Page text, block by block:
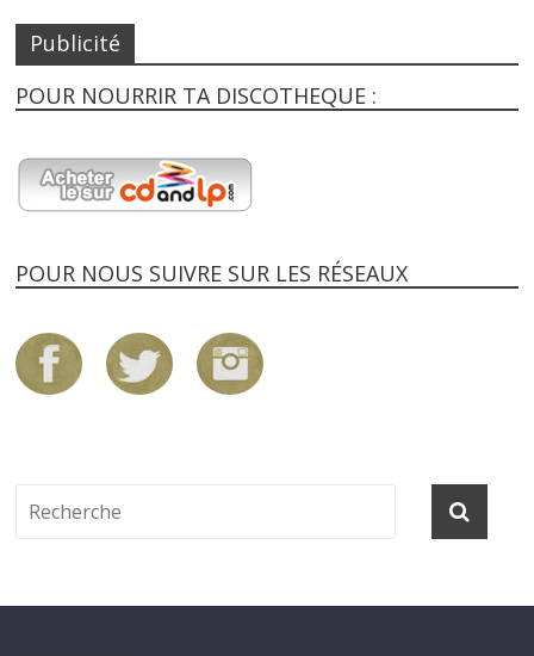
Publicité
POUR NOURRIR TA DISCOTHEQUE :
POUR NOUS SUIVRE SUR LES RÉSEAUX